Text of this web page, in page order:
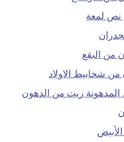
نص لمعة
من البقع
شخابيط الاولاد
المدهونة زيت من الدهون